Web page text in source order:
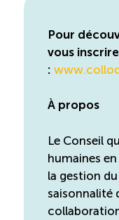
Pour
vous
:
À propos
Le Conseil
humaines
la gestion
saisonnalité